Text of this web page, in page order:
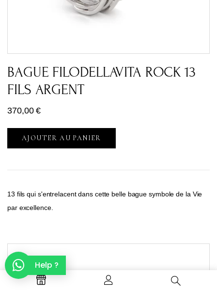
BAGUE FILODELLAVITA ROCK 13
FILS ARGENT
370,00€
AJOUTER AU PANIER
13 fils qui s'entrelacent dans cette belle bague symbole de la Vie
par excellence.
Help ?